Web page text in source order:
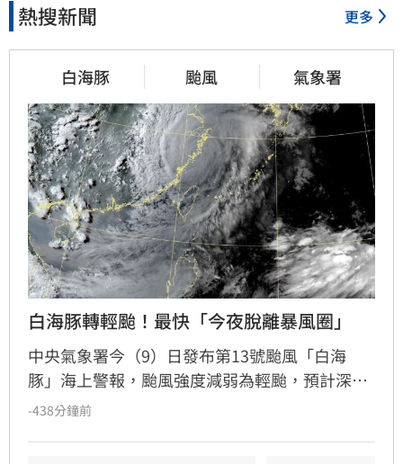
熱搜新聞 更多
白海豚 颱風 氣象署
白海豚轉輕颱！最快「今夜脫離暴風圈」
中央氣象署今（9）日發布第13號颱風「白海
豚」海上警報，颱風強度減弱為輕颱，預計深夜
至明晨脫離暴風圈。受外圍雲系及西南風影響，
-438分鐘前